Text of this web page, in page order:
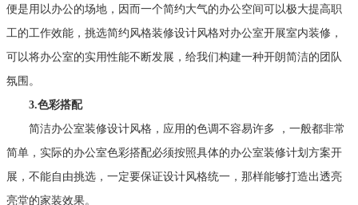
便是用以办公的场地，因而一个简约大气的办公空间可以极大提高职
工的工作效能，挑选简约风格装修设计风格对办公室开展室内装修，
可以将办公室的实用性能不断发展，给我们构建一种开朗简洁的团队
氛围。
3.色彩搭配
简洁办公室装修设计风格，应用的色调不容易许多 ，一般都非常
简单，实际的办公室色彩搭配必须按照具体的办公室装修计划方案开
展，不能自由挑选，一定要保证设计风格统一，那样能够打造出透亮
亮堂的家装效果。